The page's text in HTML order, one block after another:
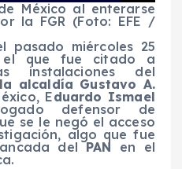
México al enterarse
la FGR (Foto: EFE /
pasado miércoles 25
que fue citado a
instalaciones del
alcaldía Gustavo A.
Eduardo Ismael
defensor de
se le negó el acceso
algo que fue
delPAN
en el